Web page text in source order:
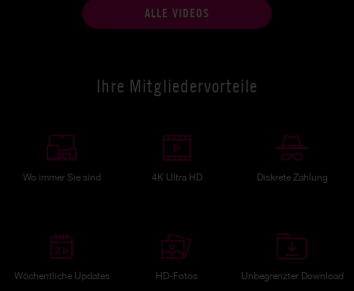
ALLE VIDEOS
Ihre Mitgliedervorteile
Wo immer Sie sind 4K Ultra HD Diskrete Zahlung
Wöchentliche Updates HD-Fotos Unbegrenzter Download